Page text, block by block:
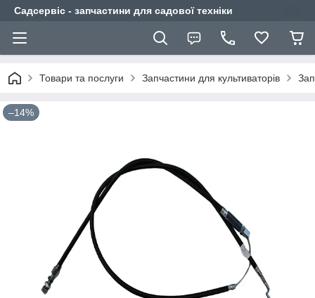
Садсервіс - запчастини для садової техніки
Товари та послуги Запчастини для культиваторів
–14%